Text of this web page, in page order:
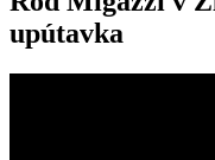
upútavka